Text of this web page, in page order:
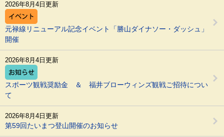
元禄線リニューアル記念イベント「勝山ダイナソー・ダッシュ」
開催
2026年8月4日更新
スポーツ観戦奨励金 ＆ 福井ブローウィンズ観戦ご招待につい
て
2026年8月4日更新
第59回たいまつ登山開催のお知らせ
2026年8月4日更新